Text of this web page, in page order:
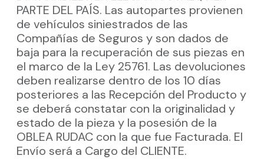
PARTE DEL PAÍS. Las autopartes provienen
de vehículos siniestrados de las
Compañías de Seguros y son dados de
baja para la recuperación de sus piezas en
el marco de la Ley 25761. Las devoluciones
deben realizarse dentro de los 10 días
posteriores a las Recepción del Producto y
se deberá constatar con la originalidad y
estado de la pieza y la posesión de la
OBLEA RUDAC con la que fue Facturada. El
Envío será a Cargo del CLIENTE.